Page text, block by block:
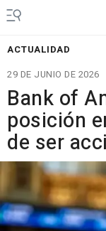
ACTUALIDAD
29 DE JUNIO DE 2026
Bank of
posición
de ser